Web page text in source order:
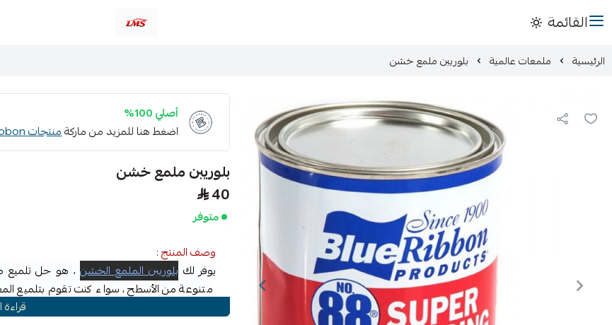
القائمة متجر لمسات الشرقية لزينة سيارات LMS
الرئيسية ملمعات عالمية بلوريبن ملمع خشن
أصلي 100%
اضغط هنا للمزيد من ماركةمنتجات Blue Ribbon للسيارات
بلوريبن ملمع خشن
40
متوفر
وصف المنتج :
يوفر لك بلوريبن الملمع الخشن، هو حل تلميع
متنوعة من الأسطح ، سواء كنت تقوم بتلميع
يقدم نتائج متسقة في كل مرة ونتائج عاليةقراءة